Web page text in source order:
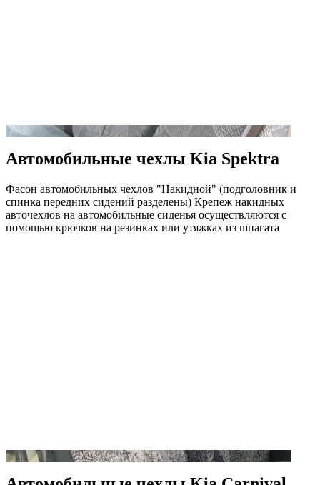
Автомобильные чехлы Kia Spektra
Фасон автомобильных чехлов "Накидной" (подголовник и
спинка передних сидений разделены) Крепеж накидных
авточехлов на автомобильные сиденья осуществляются с
помощью крючков на резинках или утяжках из шпагата